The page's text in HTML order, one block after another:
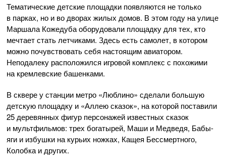
Тематические детские площадки появляются не только
в парках, но и во дворах жилых домов. В этом году на улице
Маршала Кожедуба оборудовали площадку для тех, кто
мечтает стать летчиками. Здесь есть самолет, в котором
можно почувствовать себя настоящим авиатором.
Неподалеку расположился игровой комплекс с похожими
на кремлевские башенками.
В сквере у станции метро «Люблино» сделали большую
детскую площадку и «Аллею сказок», на которой поставили
25 деревянных фигур персонажей известных сказок
и мультфильмов: трех богатырей, Маши и Медведя, Бабы-
яги и избушки на курьих ножках, Кащея Бессмертного,
Колобка и других.